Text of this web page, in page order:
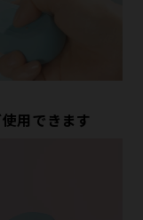
用できます